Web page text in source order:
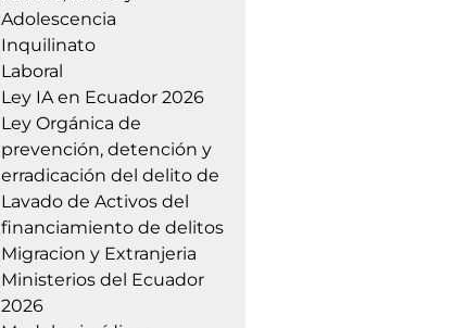
Adolescencia
Inquilinato
Laboral
Ley IA en Ecuador 2026
Ley Orgánica de
prevención, detención y
erradicación del delito de
Lavado de Activos del
financiamiento de delitos
Migracion y Extranjeria
Ministerios del Ecuador
2026